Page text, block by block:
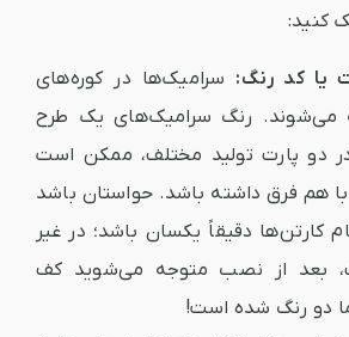
کنید:
یا کد رنگ: سرامیک‌ها در کوره‌های
می‌شوند. رنگ سرامیک‌های یک طرح
دو پارت تولید مختلف، ممکن است
هم فرق داشته باشد. حواستان باشد
کارتن‌ها دقیقاً یکسان باشد؛ در غیر
بعد از نصب متوجه می‌شوید کف
دو رنگ شده است!